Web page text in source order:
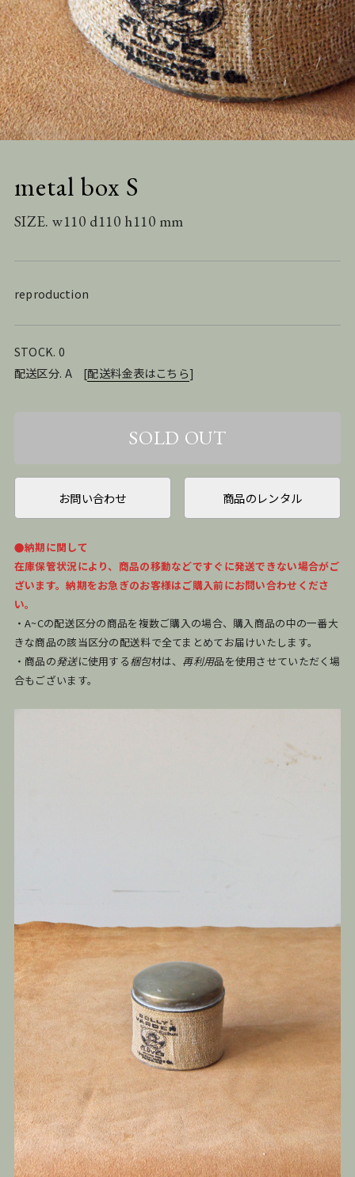
metal box S
SIZE. w110 d110 h110 mm
reproduction
STOCK. 0
配送区分. A [配送料金表はこちら]
お問い合わせ 商品のレンタル
●納期に関して
在庫保管状況により、商品の移動などですぐに発送できない場合がご
ざいます。納期をお急ぎのお客様はご購入前にお問い合わせくださ
い。
・A~Cの配送区分の商品を複数ご購入の場合、購入商品の中の一番大
きな商品の該当区分の配送料で全てまとめてお届けいたします。
・商品の発送に使用する梱包材は、 再利用品を使用させていただく場
合もございます。